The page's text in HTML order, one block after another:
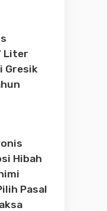
Liter
Gresik
Hibah
Pasal